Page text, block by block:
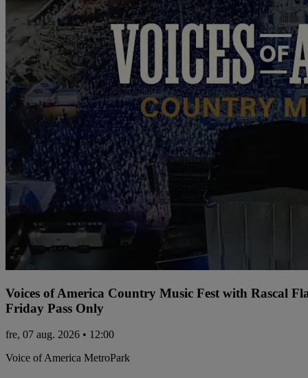
Voices of America Country Music Fest with Rascal
Friday Pass Only
fre, 07 aug. 2026 • 12:00
Voice of America MetroPark